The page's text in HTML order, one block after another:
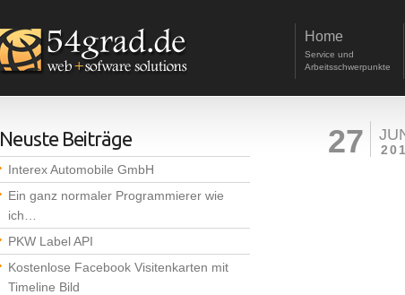
Home
Service und
Arbeitsschwerpunkte
27
Neuste Beiträge
Interex Automobile GmbH
Ein ganz normaler Programmierer wie
ich…
PKW Label API
Kostenlose Facebook Visitenkarten mit
Timeline Bild